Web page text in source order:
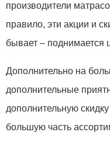
производители
правило, эти акции и
бывает – поднимается
Дополнительно на
дополнительные
дополнительную
большую часть